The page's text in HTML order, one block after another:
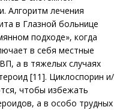
Алгоритм лечения
в Глазной больнице
подходе», когда
в себя местные
а в тяжелых случаях
[11]. Циклоспорин и/
чтобы избежать
а в особо трудных